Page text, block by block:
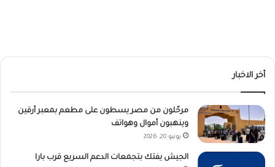
أخر الاخبار
مرحّلون من مصر يسطون على مطعم بمعبر أرقين
وينهبون أموال وهواتف
يونيو 20, 2026
الجيش يفتك بتجمعات الدعم السريع قرب بارا